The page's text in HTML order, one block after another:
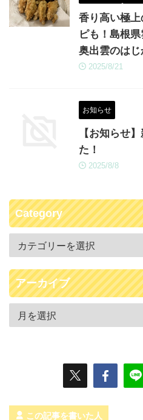
香り高い極
ピも！島根
奥出雲のはじ
2025/8/21
お知らせ
【お知らせ
た！
2025/8/8
Category
アーカイブ
この記事を書いた人